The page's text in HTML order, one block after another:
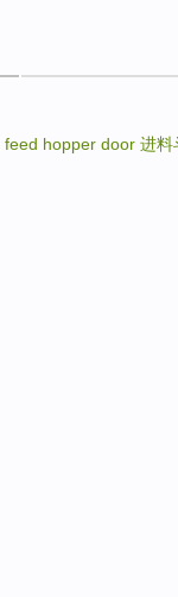
feed hopper door 进料